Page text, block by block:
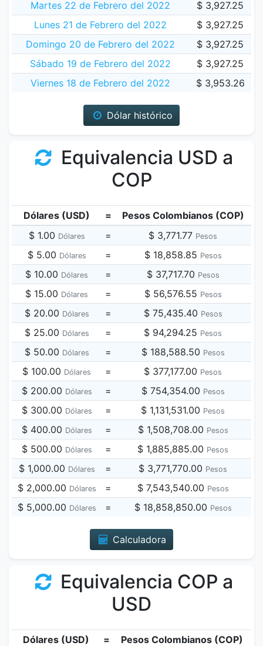
Martes 22 de Febrero del 2022
$ 3,927.25
Lunes 21 de Febrero del 2022
$ 3,927.25
Domingo 20 de Febrero del 2022
$ 3,927.25
Sábado 19 de Febrero del 2022
$ 3,927.25
Viernes 18 de Febrero del 2022
$ 3,953.26
Dólar histórico
Equivalencia USD a
COP
Dólares (USD) =
Pesos Colombianos (COP)
$ 1.00 Dólares = $ 3,771.77 Pesos
$ 5.00 Dólares = $ 18,858.85 Pesos
$ 10.00 Dólares = $ 37,717.70 Pesos
$ 15.00 Dólares = $ 56,576.55 Pesos
$ 20.00 Dólares = $ 75,435.40 Pesos
$ 25.00 Dólares = $ 94,294.25 Pesos
$ 50.00 Dólares = $ 188,588.50 Pesos
$ 100.00 Dólares = $ 377,177.00 Pesos
$ 200.00 Dólares = $ 754,354.00 Pesos
$ 300.00 Dólares = $ 1,131,531.00 Pesos
$ 400.00 Dólares = $ 1,508,708.00 Pesos
$ 500.00 Dólares = $ 1,885,885.00 Pesos
$ 1,000.00 Dólares = $ 3,771,770.00 Pesos
$ 2,000.00 Dólares = $ 7,543,540.00 Pesos
$ 5,000.00 Dólares = $ 18,858,850.00 Pesos
Calculadora
Equivalencia COP a
USD
Dólares (USD) =
Pesos Colombianos (COP)